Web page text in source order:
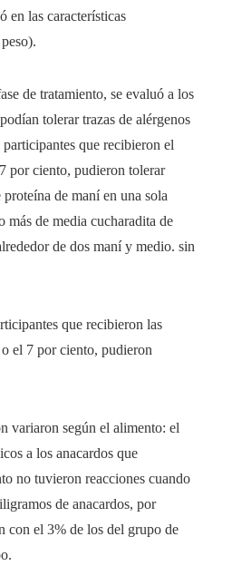
en las características
de tratamiento, se evaluó a los
tolerar trazas de alérgenos
que recibieron el
por ciento, pudieron tolerar
de maní en una sola
más de media cucharadita de
de dos maní y medio. sin
que recibieron las
el 7 por ciento, pudieron
variaron según el alimento: el
a los anacardos que
no tuvieron reacciones cuando
de anacardos, por
con el 3% de los del grupo de